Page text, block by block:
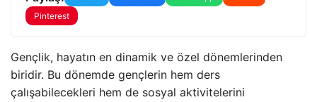
Pinterest
Gençlik, hayatın en dinamik ve özel dönemlerinden
biridir. Bu dönemde gençlerin hem ders
çalışabilecekleri hem de sosyal aktivitelerini